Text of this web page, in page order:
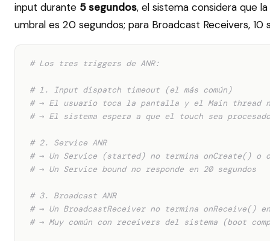
input durante 5 segundos, el sistema considera que
umbral es 20 segundos; para Broadcast Receivers, 10
# Los tres triggers de ANR:
# 1. Input dispatch timeout (el más común)
# → El usuario toca la pantalla y el Main thread no
# → El sistema espera a que el touch sea
# 2. Service ANR
# → Un Service (started) no termina onCreate() o
# → Un Service bound no responde en 20 segundos
# 3. Broadcast ANR
# → Un BroadcastReceiver no termina onReceive()
# → Muy común con receivers del sistema (boot